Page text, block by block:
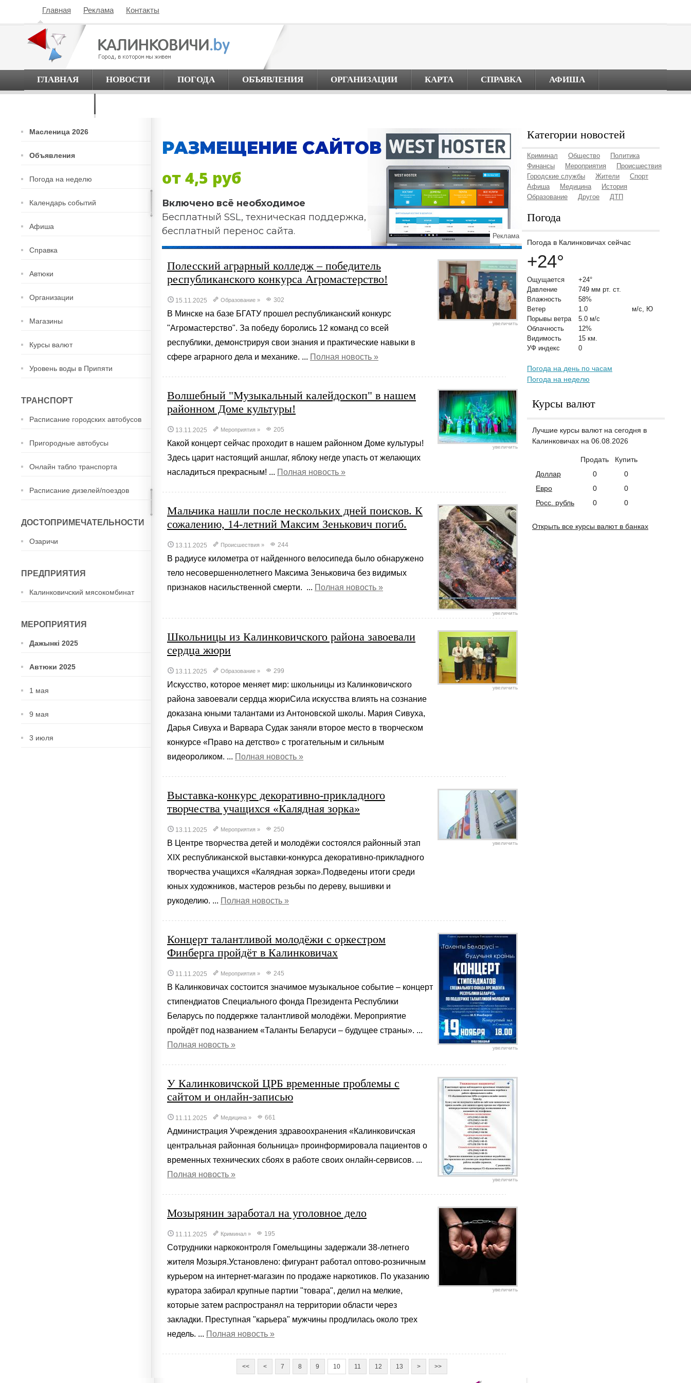
Главная Реклама Контакты
ГЛАВНАЯ НОВОСТИ ПОГОДА ОБЪЯВЛЕНИЯ ОРГАНИЗАЦИИ КАРТА СПРАВКА АФИША
Масленица 2026
Объявления
Погода на неделю
Календарь событий
Афиша
Справка
Автюки
Организации
Магазины
Курсы валют
Уровень воды в Припяти
ТРАНСПОРТ
Расписание городских автобусов
Пригородные автобусы
Онлайн табло транспорта
Расписание дизелей/поездов
ДОСТОПРИМЕЧАТЕЛЬНОСТИ
Озаричи
ПРЕДПРИЯТИЯ
Калинковичский мясокомбинат
МЕРОПРИЯТИЯ
Дажынкі 2025
Автюки 2025
1 мая
9 мая
3 июля
РАЗМЕЩЕНИЕ САЙТОВ
от 4,5 руб
Включено всё необходимое
Бесплатный SSL, техническая поддержка,
бесплатный перенос сайта.
Реклама
Полесский аграрный колледж – победитель
республиканского конкурса Агромастерство!
15.11.2025 Образование » 302
В Минске на базе БГАТУ прошел республиканский конкурс
"Агромастерство". За победу боролись 12 команд со всей
республики, демонстрируя свои знания и практические навыки в
сфере аграрного дела и механике. ... Полная новость »
увеличить
Волшебный "Музыкальный калейдоскоп" в нашем
районном Доме культуры!
13.11.2025 Мероприятия » 205
Какой концерт сейчас проходит в нашем районном Доме культуры!
Здесь царит настоящий аншлаг, яблоку негде упасть от желающих
насладиться прекрасным! ... Полная новость »
увеличить
Мальчика нашли после нескольких дней поисков. К
сожалению, 14-летний Максим Зенькович погиб.
13.11.2025 Происшествия » 244
В радиусе километра от найденного велосипеда было обнаружено
тело несовершеннолетнего Максима Зеньковича без видимых
признаков насильственной смерти. ... Полная новость »
увеличить
Школьницы из Калинковичского района завоевали
сердца жюри
13.11.2025 Образование » 299
Искусство, которое меняет мир: школьницы из Калинковичского
района завоевали сердца жюриСила искусства влиять на сознание
доказана юными талантами из Антоновской школы. Мария Сивуха,
Дарья Сивуха и Варвара Судак заняли второе место в творческом
конкурсе «Право на детство» с трогательным и сильным
видеороликом. ... Полная новость »
увеличить
Выставка-конкурс декоративно-прикладного
творчества учащихся «Калядная зорка»
13.11.2025 Мероприятия » 250
В Центре творчества детей и молодёжи состоялся районный этап
XIX республиканской выставки-конкурса декоративно-прикладного
творчества учащихся «Калядная зорка».Подведены итоги среди
юных художников, мастеров резьбы по дереву, вышивки и
рукоделию. ... Полная новость »
увеличить
Концерт талантливой молодёжи с оркестром
Финберга пройдёт в Калинковичах
11.11.2025 Мероприятия » 245
В Калинковичах состоится значимое музыкальное событие – концерт
стипендиатов Специального фонда Президента Республики
Беларусь по поддержке талантливой молодёжи. Мероприятие
пройдёт под названием «Таланты Беларуси – будущее страны». ...
Полная новость »
увеличить
У Калинковичской ЦРБ временные проблемы с
сайтом и онлайн-записью
11.11.2025 Медицина » 661
Администрация Учреждения здравоохранения «Калинковичская
центральная районная больница» проинформировала пациентов о
временных технических сбоях в работе своих онлайн-сервисов. ...
Полная новость »
увеличить
Мозырянин заработал на уголовное дело
11.11.2025 Криминал » 195
Сотрудники наркоконтроля Гомельщины задержали 38-летнего
жителя Мозыря.Установлено: фигурант работал оптово-розничным
курьером на интернет-магазин по продаже наркотиков. По указанию
куратора забирал крупные партии "товара", делил на мелкие,
которые затем распространял на территории области через
закладки. Преступная "карьера" мужчины продлилась около трех
недель. ... Полная новость »
увеличить
<< < 7 8 9 10 11 12 13 > >>
Категории новостей
Криминал Общество
Политика
Финансы
Мероприятия
Происшествия
Городские службы
Жители
Спорт
Афиша
Медицина
История
Образование
Другое ДТП
Погода
Погода в Калинковичах сейчас
+24°
Ощущается
+24°
Давление
749 мм рт. ст.
Влажность
58%
Ветер
1.0
м/с, Ю
Порывы ветра
5.0 м/с
Облачность
12%
Видимость
15 км.
УФ индекс
0
Погода на день по часам
Погода на неделю
Курсы валют
Лучшие курсы валют на сегодня в
Калинковичах на 06.08.2026
Продать
Купить
Доллар
0
0
Евро
0
0
Росс. рубль
0 0
Открыть все курсы валют в банках